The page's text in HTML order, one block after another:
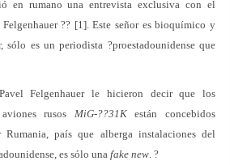
en rumano una entrevista exclusiva con el
?? [1]. Este señor es bioquímico y
es un periodista ?proestadounidense que
Felgenhauer le hicieron decir que los
rusos MiG-??31Kestán concebidos
Rumania, país que alberga instalaciones del
es sólo unafake new. ?